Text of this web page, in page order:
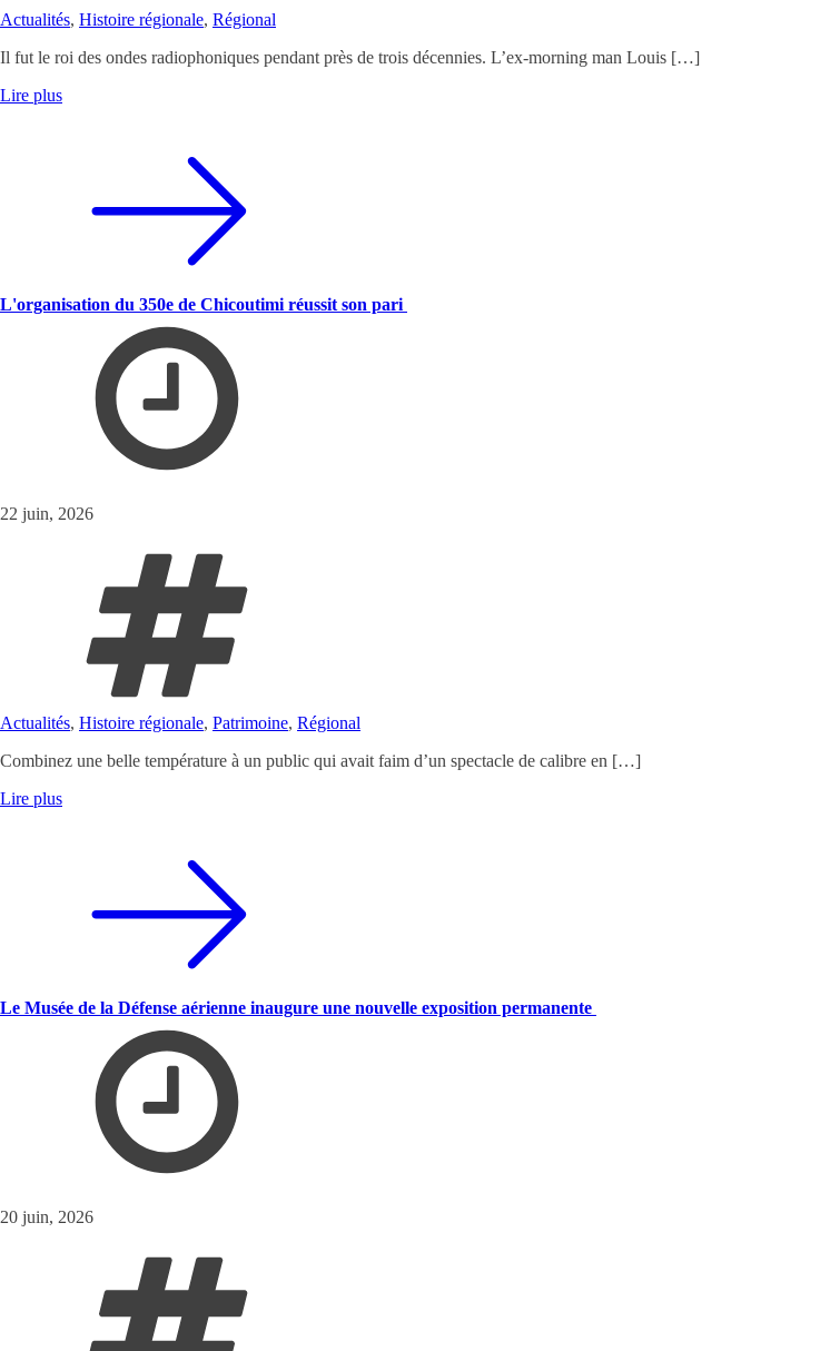
Actualités, Histoire régionale, Régional
Il fut le roi des ondes radiophoniques pendant près de trois décennies. L’ex-morning man Louis […]
Lire plus
L'organisation du 350e de Chicoutimi réussit son pari
22 juin, 2026
Actualités, Histoire régionale, Patrimoine, Régional
Combinez une belle température à un public qui avait faim d’un spectacle de calibre en […]
Lire plus
Le Musée de la Défense aérienne inaugure une nouvelle exposition permanente
20 juin, 2026